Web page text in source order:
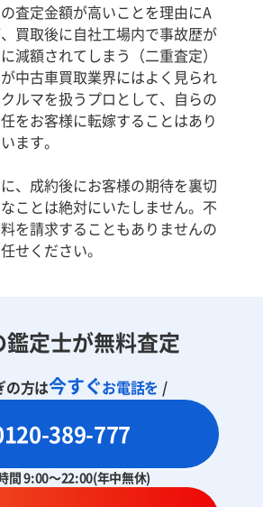
査定金額が高いことを理由にA
買取後に自社工場内で事故歴が
減額されてしまう（二重査定）
中古車買取業界にはよく見られ
ルマを扱うプロとして、自らの
をお客様に転嫁することはあり
ます。
、成約後にお客様の期待を裏切
ことは絶対にいたしません。不
を請求することもありませんの
せください。
鑑定士が無料査定
の方は今すぐお電話を /
389-777
間 9:00～22:00(年中無休)